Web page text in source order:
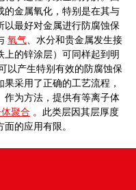
的金属氧化，特别是在其与
最好对金属进行防腐蚀保
氧气、水分和贵金属发生接
的锌涂层）可同样起到明
以产生特别有效的防腐蚀保
采用了正确的工艺流程，
作为方法，提供有等离子体
聚合 。此类层因其层厚度
的应用有限。